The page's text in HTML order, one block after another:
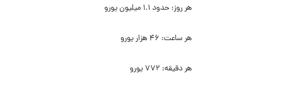
هر روز: حدود ۱.۱ میلیون یورو
هر ساعت: ۴۶ هزار یورو
هر دقیقه: ۷۷۲ یورو